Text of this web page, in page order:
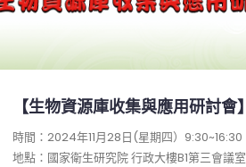
【生物資源庫收集與應用研討會】
時間：2024年11月28日(星期四）9:30~16:30
地點：國家衛生研究院 行政大樓B1第三會議室